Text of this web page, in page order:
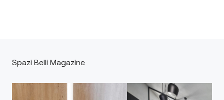
Spazi Belli Magazine